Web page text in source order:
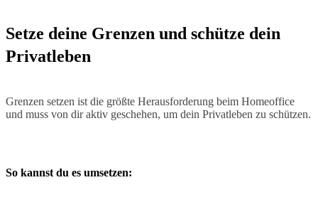
Setze deine Grenzen und schütze dein
Privatleben
Grenzen setzen ist die größte Herausforderung beim Homeoffice
und muss von dir aktiv geschehen, um dein Privatleben zu schützen.
So kannst du es umsetzen: